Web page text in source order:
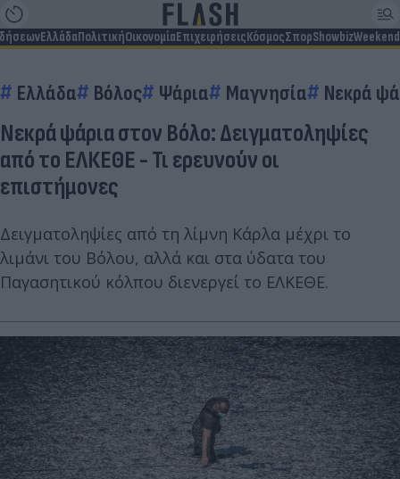
ΕλλάδαΠολιτικήΟικονομίαΕπιχειρήσειςΚόσμοςΣπορShowbizWeekend
Ελλάδα Βόλος Ψάρια Μαγνησία Νεκρά
Νεκρά ψάρια στον Βόλο: Δειγματοληψίες
από το ΕΛΚΕΘΕ - Τι ερευνούν οι
επιστήμονες
Δειγματοληψίες από τη λίμνη Κάρλα μέχρι το
λιμάνι του Βόλου, αλλά και στα ύδατα του
Παγασητικού κόλπου διενεργεί το ΕΛΚΕΘΕ.